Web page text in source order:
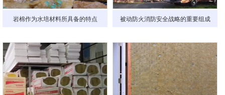
岩棉作为水培材料所具备的特点 被动防火消防安全战略的重要组成